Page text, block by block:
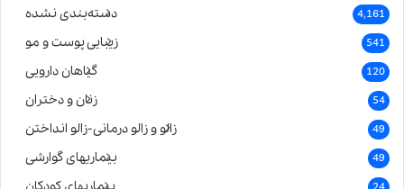
دسته‌بندی نشده 4,161
زیبایی پوست و مو 541
گیاهان دارویی 120
زنان و دختران 54
زالو و زالو درمانی-زالو انداختن 49
بیماریهای گوارشی 49